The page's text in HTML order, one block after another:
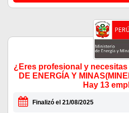
¿Eres profesional y necesitas
DE ENERGÍA Y
Hay 13
Finalizó el 21/08/2025